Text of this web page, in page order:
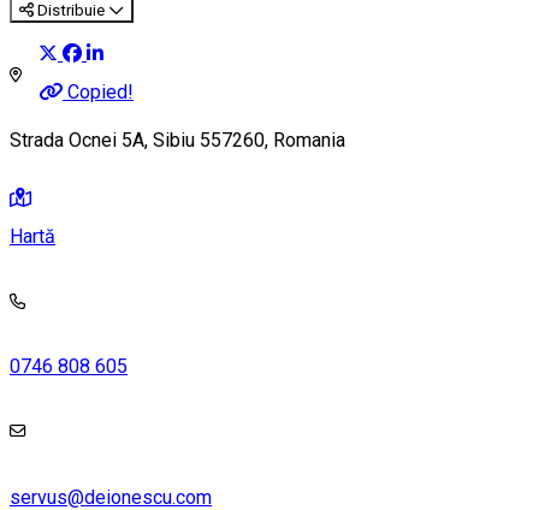
Distribuie
Copied!
Strada Ocnei 5A, Sibiu 557260, Romania
Hartă
0746 808 605
servus@deionescu.com